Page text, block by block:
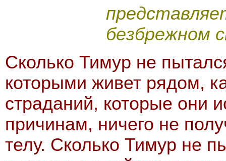
безбрежном
Сколько Тимур не
которыми живет рядом,
страданий, которые они
причинам, ничего не
телу. Сколько Тимур не